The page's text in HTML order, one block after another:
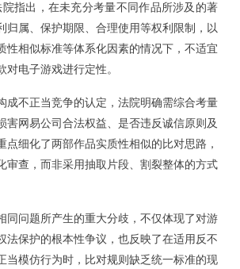
院指出，在未充分考量不同作品所涉及的著
归属、保护期限、合理使用等权利限制，以
性相似标准等体系化因素的情况下，不适宜
对电子游戏进行定性。
成不正当竞争的认定，法院明确需综合考量
害网易公司合法权益、是否违反诚信原则及
点细化了两部作品实质性相似的比对思路，
审查，而非采用抽取片段、割裂整体的方式
同问题所产生的重大分歧，不仅体现了对游
法保护的根本性争议，也反映了在适用反不
当模仿行为时，比对规则缺乏统一标准的现